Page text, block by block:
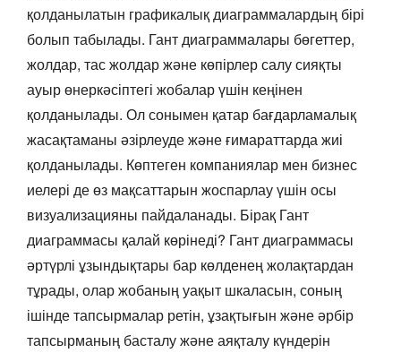
қолданылатын графикалық диаграммалардың бірі
болып табылады. Гант диаграммалары бөгеттер,
жолдар, тас жолдар және көпірлер салу сияқты
ауыр өнеркәсіптегі жобалар үшін кеңінен
қолданылады. Ол сонымен қатар бағдарламалық
жасақтаманы әзірлеуде және ғимараттарда жиі
қолданылады. Көптеген компаниялар мен бизнес
иелері де өз мақсаттарын жоспарлау үшін осы
визуализацияны пайдаланады. Бірақ Гант
диаграммасы қалай көрінеді? Гант диаграммасы
әртүрлі ұзындықтары бар көлденең жолақтардан
тұрады, олар жобаның уақыт шкаласын, соның
ішінде тапсырмалар ретін, ұзақтығын және әрбір
тапсырманың басталу және аяқталу күндерін